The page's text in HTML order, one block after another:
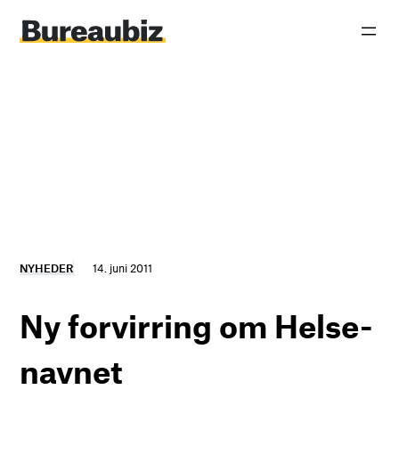
indhold
NYHEDER 14. juni 2011
Ny forvirring om Helse-
navnet